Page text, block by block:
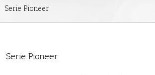
Serie Pioneer
Serie Pioneer